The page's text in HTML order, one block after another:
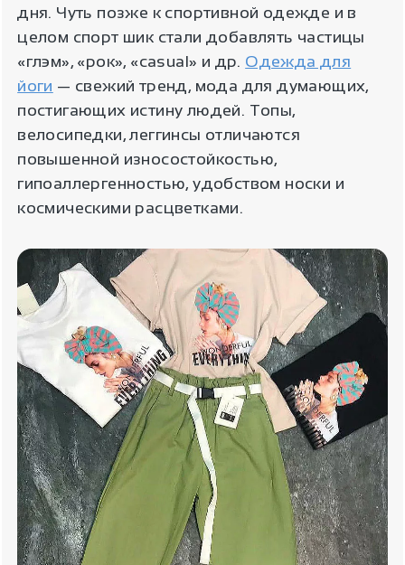
дня. Чуть позже к спортивной одежде и в
целом спорт шик стали добавлять частицы
«глэм», «рок», «casual» и др. Одежда для
йоги — свежий тренд, мода для думающих,
постигающих истину людей. Топы,
велосипедки, леггинсы отличаются
повышенной износостойкостью,
гипоаллергенностью, удобством носки и
космическими расцветками.